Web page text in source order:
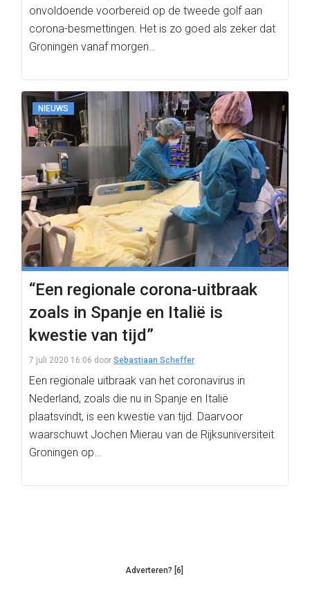
onvoldoende voorbereid op de tweede golf aan
corona-besmettingen. Het is zo goed als zeker dat
Groningen vanaf morgen…
NIEUWS
“Een regionale corona-uitbraak
zoals in Spanje en Italië is
kwestie van tijd”
7 juli 2020 16:06 door Sebastiaan Scheffer
Een regionale uitbraak van het coronavirus in
Nederland, zoals die nu in Spanje en Italië
plaatsvindt, is een kwestie van tijd. Daarvoor
waarschuwt Jochen Mierau van de Rijksuniversiteit
Groningen op…
Adverteren? [6]